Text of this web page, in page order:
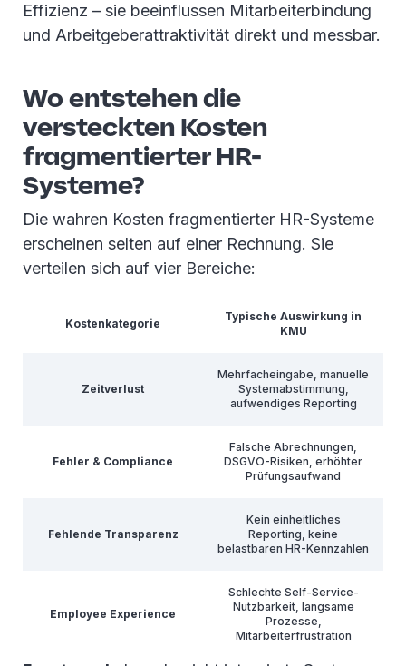
Effizienz – sie beeinflussen Mitarbeiterbindung
und Arbeitgeberattraktivität direkt und messbar.
Wo entstehen die
versteckten Kosten
fragmentierter HR-
Systeme?
Die wahren Kosten fragmentierter HR-Systeme
erscheinen selten auf einer Rechnung. Sie
verteilen sich auf vier Bereiche:
Kostenkategorie
Typische Auswirkung in
KMU
Zeitverlust
Mehrfacheingabe, manuelle
Systemabstimmung,
aufwendiges Reporting
Fehler & Compliance
Falsche Abrechnungen,
DSGVO-Risiken, erhöhter
Prüfungsaufwand
Fehlende Transparenz
Kein einheitliches
Reporting, keine
belastbaren HR-Kennzahlen
Employee Experience
Schlechte Self-Service-
Nutzbarkeit, langsame
Prozesse,
Mitarbeiterfrustration